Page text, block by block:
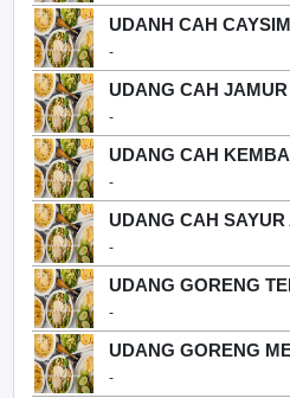
UDANH CAH CAYSIM
-
UDANG CAH JAMUR
-
UDANG CAH
-
UDANG CAH SAYUR
-
UDANG GORENG
-
UDANG GORENG
-